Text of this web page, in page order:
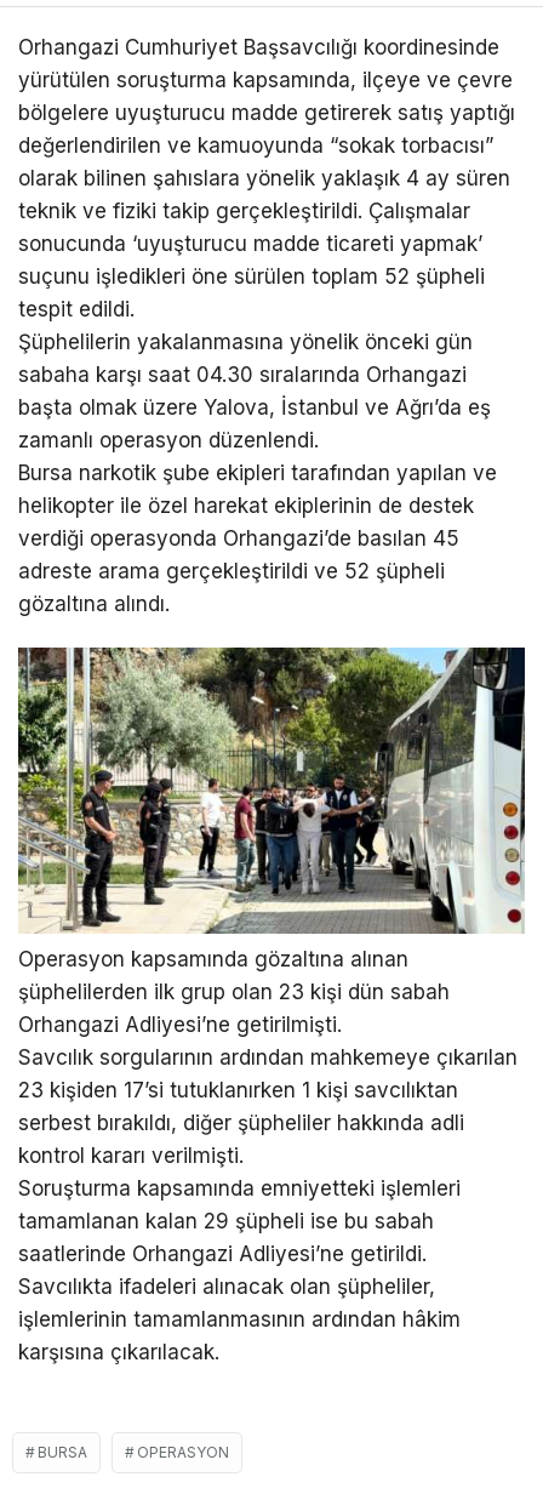
Orhangazi Cumhuriyet Başsavcılığı koordinesinde
yürütülen soruşturma kapsamında, ilçeye ve çevre
bölgelere uyuşturucu madde getirerek satış yaptığı
değerlendirilen ve kamuoyunda “sokak torbacısı”
olarak bilinen şahıslara yönelik yaklaşık 4 ay süren
teknik ve fiziki takip gerçekleştirildi. Çalışmalar
sonucunda ‘uyuşturucu madde ticareti yapmak’
suçunu işledikleri öne sürülen toplam 52 şüpheli
tespit edildi.
Şüphelilerin yakalanmasına yönelik önceki gün
sabaha karşı saat 04.30 sıralarında Orhangazi
başta olmak üzere Yalova, İstanbul ve Ağrı’da eş
zamanlı operasyon düzenlendi.
Bursa narkotik şube ekipleri tarafından yapılan ve
helikopter ile özel harekat ekiplerinin de destek
verdiği operasyonda Orhangazi’de basılan 45
adreste arama gerçekleştirildi ve 52 şüpheli
gözaltına alındı.
Operasyon kapsamında gözaltına alınan
şüphelilerden ilk grup olan 23 kişi dün sabah
Orhangazi Adliyesi’ne getirilmişti.
Savcılık sorgularının ardından mahkemeye çıkarılan
23 kişiden 17’si tutuklanırken 1 kişi savcılıktan
serbest bırakıldı, diğer şüpheliler hakkında adli
kontrol kararı verilmişti.
Soruşturma kapsamında emniyetteki işlemleri
tamamlanan kalan 29 şüpheli ise bu sabah
saatlerinde Orhangazi Adliyesi’ne getirildi.
Savcılıkta ifadeleri alınacak olan şüpheliler,
işlemlerinin tamamlanmasının ardından hâkim
karşısına çıkarılacak.
BURSA OPERASYON